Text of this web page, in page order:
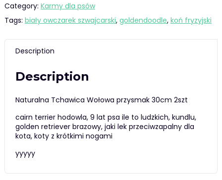
Category: Karmy dla psów
Tags: biały owczarek szwajcarski, goldendoodle, koń fryzyjski
Description
Description
Naturalna Tchawica Wołowa przysmak 30cm 2szt
cairn terrier hodowla, 9 lat psa ile to ludzkich, kundlu,
golden retriever brazowy, jaki lek przeciwzapalny dla
kota, koty z krótkimi nogami
yyyyy